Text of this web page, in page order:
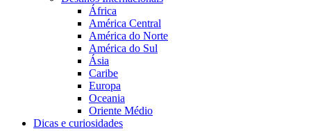
África
América Central
América do Norte
América do Sul
Ásia
Caribe
Europa
Oceania
Oriente Médio
Dicas e curiosidades